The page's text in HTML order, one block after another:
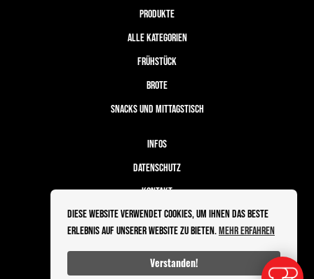
Diese Website verwendet Cookies, um Ihnen das beste
Erlebnis auf unserer Website zu bieten.Mehr erfahren
Verstanden!
PRODUKTE
ALLE KATEGORIEN
FRÜHSTÜCK
BROTE
SNACKS UND MITTAGSTISCH
INFOS
DATENSCHUTZ
KONTAKT
BESTELLABLAUF
Powered by Sleekshop